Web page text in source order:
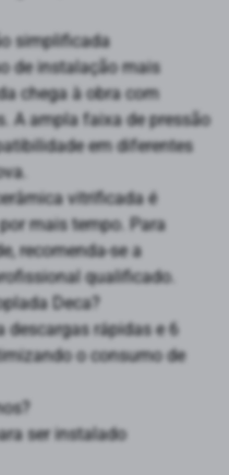
simplificada
de instalação mais
chega à obra com
A ampla faixa de pressão
em diferentes
vitrificada é
mais tempo. Para
recomenda-se a
qualificado.
Deca?
descargas rápidas e 6
o consumo de
ser instalado